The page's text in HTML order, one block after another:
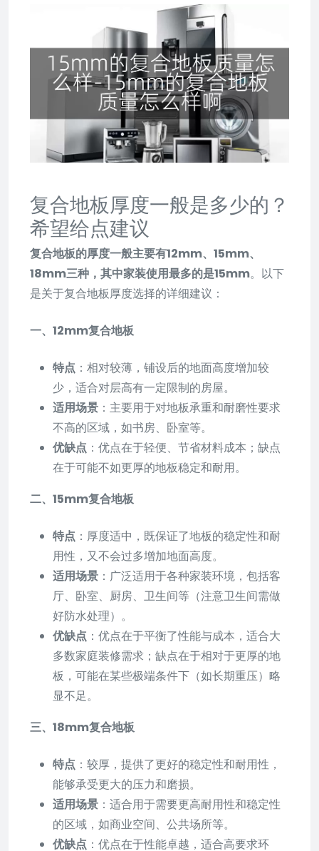
复合地板厚度一般是多少的？
希望给点建议
复合地板的厚度一般主要有12mm、15mm、
18mm三种，其中家装使用最多的是15mm。以下
是关于复合地板厚度选择的详细建议：
一、12mm复合地板
特点 ：相对较薄，铺设后的地面高度增加较
少，适合对层高有一定限制的房屋。
适用场景 ：主要用于对地板承重和耐磨性要求
不高的区域，如书房、卧室等。
优缺点 ：优点在于轻便、节省材料成本；缺点
在于可能不如更厚的地板稳定和耐用。
二、15mm复合地板
特点 ：厚度适中，既保证了地板的稳定性和耐
用性，又不会过多增加地面高度。
适用场景 ：广泛适用于各种家装环境，包括客
厅、卧室、厨房、卫生间等（注意卫生间需做
好防水处理）。
优缺点 ：优点在于平衡了性能与成本，适合大
多数家庭装修需求；缺点在于相对于更厚的地
板，可能在某些极端条件下（如长期重压）略
显不足。
三、18mm复合地板
特点 ：较厚，提供了更好的稳定性和耐用性，
能够承受更大的压力和磨损。
适用场景 ：适合用于需要更高耐用性和稳定性
的区域，如商业空间、公共场所等。
优缺点 ：优点在于性能卓越，适合高要求环